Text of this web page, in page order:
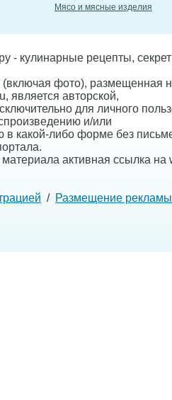
Мясо и мясные изделия
- кулинарные рецепты,
фото), размещенная
является авторской,
для личного
и/или
в какой-либо форме без
активная ссылка на
/ Размещение рекламы